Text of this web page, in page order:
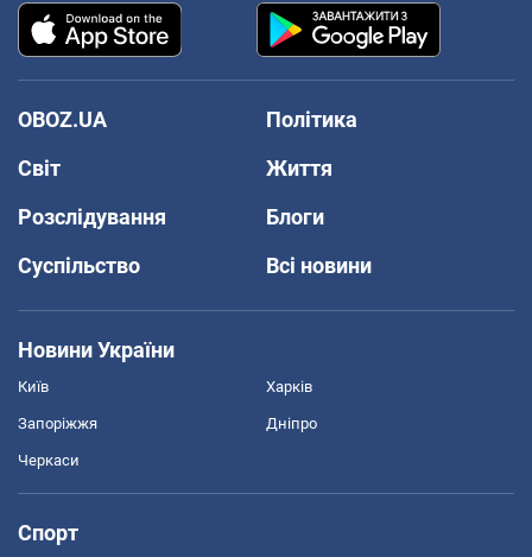
OBOZ.UA
Політика
Світ
Життя
Розслідування
Блоги
Суспільство
Всі новини
Новини України
Київ Харків
Запоріжжя Дніпро
Черкаси
Спорт